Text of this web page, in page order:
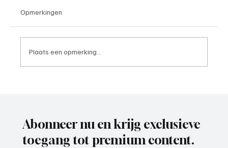
Opmerkingen
Plaats een opmerking...
Abonneer nu en krijg exclusieve
toegang tot premium content.